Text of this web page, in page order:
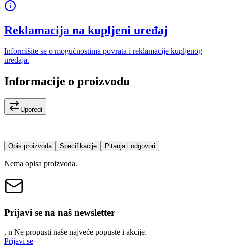
Reklamacija na kupljeni uređaj
Informišite se o mogućnostima povrata i reklamacije kupljenog
uređaja.
Informacije o proizvodu
Uporedi
Opis proizvoda Specifikacije Pitanja i odgovori
Nema opisa proizvoda.
Prijavi se na naš newsletter
, n Ne propusti naše najveće popuste i akcije.
Prijavi se